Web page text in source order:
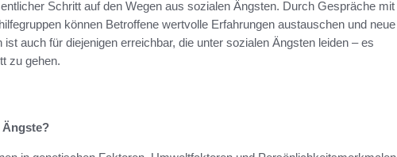
Schritt auf den Wegen aus sozialen Ängsten. Durch Gespräche mit
können Betroffene wertvolle Erfahrungen austauschen und neue
auch für diejenigen erreichbar, die unter sozialen Ängsten leiden – es
zu gehen.
Ängste?